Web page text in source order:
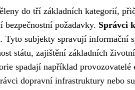
do tří základních kategorií,
požadavky. Správci
subjekty spravují informační
státu, zajištění základních
spadají například
dopravní infrastruktury nebo